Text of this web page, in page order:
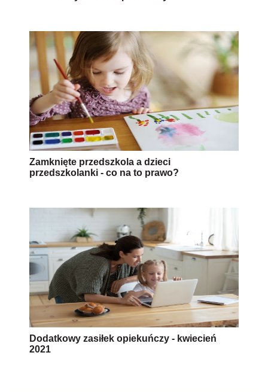
Zamknięte przedszkola a dzieci
przedszkolanki - co na to prawo?
Dodatkowy zasiłek opiekuńczy - kwiecień
2021